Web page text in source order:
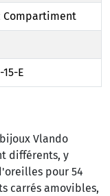
Compartiment
15-E
Vlando
différents, y
pour 54
carrés amovibles,